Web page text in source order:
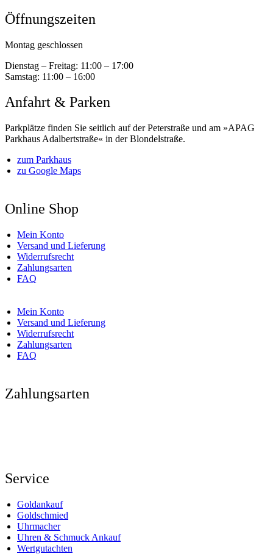
Öffnungszeiten
Montag geschlossen
Dienstag – Freitag: 11:00 – 17:00
Samstag: 11:00 – 16:00
Anfahrt & Parken
Parkplätze finden Sie seitlich auf der Peterstraße und am »APAG
Parkhaus Adalbertstraße« in der Blondelstraße.
zum Parkhaus
zu Google Maps
Online Shop
Mein Konto
Versand und Lieferung
Widerrufsrecht
Zahlungsarten
FAQ
Mein Konto
Versand und Lieferung
Widerrufsrecht
Zahlungsarten
FAQ
Zahlungsarten
Service
Goldankauf
Goldschmied
Uhrmacher
Uhren & Schmuck Ankauf
Wertgutachten